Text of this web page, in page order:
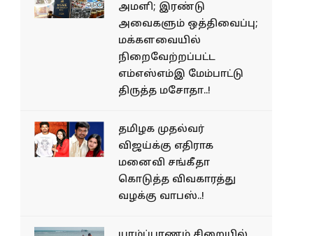
அமளி; இரண்டு
அவைகளும் ஒத்திவைப்பு;
மக்களவையில்
நிறைவேற்றப்பட்ட
எம்எஸ்எம்இ மேம்பாட்டு
திருத்த மசோதா..!
தமிழக முதல்வர்
விஜய்க்கு எதிராக
மனைவி சங்கீதா
கொடுத்த விவகாரத்து
வழக்கு வாபஸ்..!